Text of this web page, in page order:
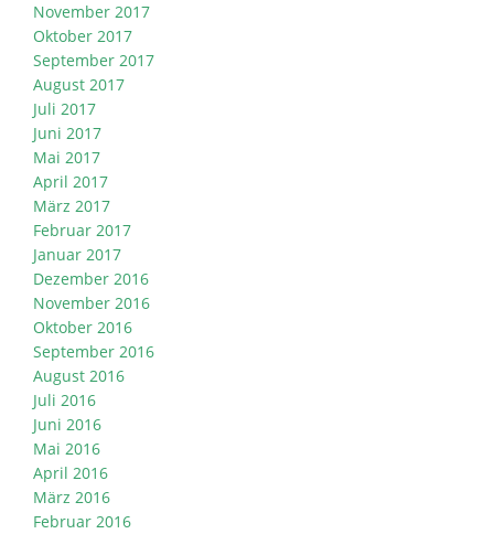
November 2017
Oktober 2017
September 2017
August 2017
Juli 2017
Juni 2017
Mai 2017
April 2017
März 2017
Februar 2017
Januar 2017
Dezember 2016
November 2016
Oktober 2016
September 2016
August 2016
Juli 2016
Juni 2016
Mai 2016
April 2016
März 2016
Februar 2016